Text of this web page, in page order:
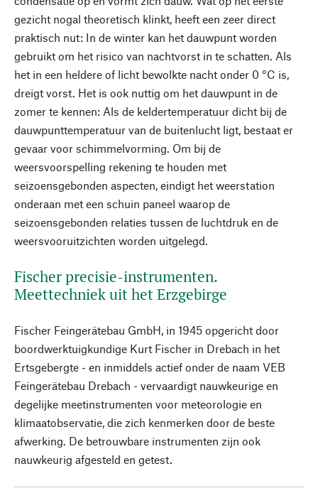
gezicht nogal theoretisch klinkt, heeft een zeer direct
praktisch nut: In de winter kan het dauwpunt worden
gebruikt om het risico van nachtvorst in te schatten. Als
het in een heldere of licht bewolkte nacht onder 0 °C is,
dreigt vorst. Het is ook nuttig om het dauwpunt in de
zomer te kennen: Als de keldertemperatuur dicht bij de
dauwpunttemperatuur van de buitenlucht ligt, bestaat er
gevaar voor schimmelvorming. Om bij de
weersvoorspelling rekening te houden met
seizoensgebonden aspecten, eindigt het weerstation
onderaan met een schuin paneel waarop de
seizoensgebonden relaties tussen de luchtdruk en de
weersvooruitzichten worden uitgelegd.
Fischer precisie-instrumenten.
Meettechniek uit het Erzgebirge
Fischer Feingerätebau GmbH, in 1945 opgericht door
boordwerktuigkundige Kurt Fischer in Drebach in het
Ertsgebergte - en inmiddels actief onder de naam VEB
Feingerätebau Drebach - vervaardigt nauwkeurige en
degelijke meetinstrumenten voor meteorologie en
klimaatobservatie, die zich kenmerken door de beste
afwerking. De betrouwbare instrumenten zijn ook
nauwkeurig afgesteld en getest.